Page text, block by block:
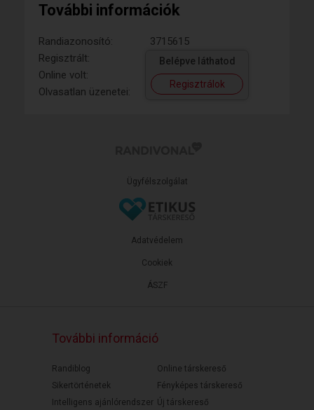
További információk
Randiazonosító:
3715615
Regisztrált:
Online volt:
Olvasatlan üzenetei:
Belépve láthatod
Regisztrálok
Ügyfélszolgálat
ÁSZF
Adatvédelem
Cookiek
További információ
Randiblog
Sikertörténetek
Intelligens ajánlórendszer
Online társkereső
Fényképes társkereső
Új társkereső